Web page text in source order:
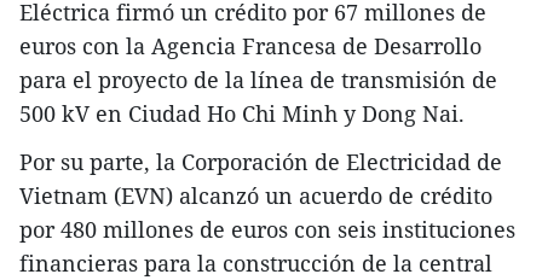
Eléctrica firmó un crédito por 67 millones de
euros con la Agencia Francesa de Desarrollo
para el proyecto de la línea de transmisión de
500 kV en Ciudad Ho Chi Minh y Dong Nai.
Por su parte, la Corporación de Electricidad de
Vietnam (EVN) alcanzó un acuerdo de crédito
por 480 millones de euros con seis instituciones
financieras para la construcción de la central